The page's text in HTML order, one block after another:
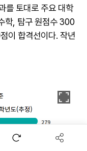
를 토대로 주요 대학
학, 탐구 원점수 300
이 합격선이다. 작년